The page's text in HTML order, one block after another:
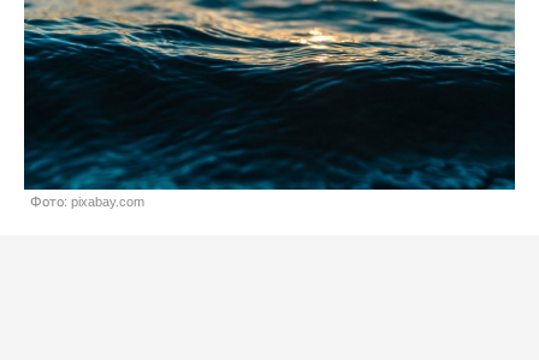
Фото: pixabay.com